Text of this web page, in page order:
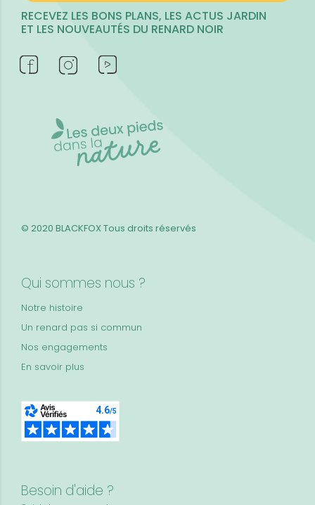
RECEVEZ LES BONS PLANS, LES ACTUS JARDIN
ET LES NOUVEAUTÉS DU RENARD NOIR
Qui sommes nous ?
Notre histoire
Un renard pas si commun
Nos engagements
En savoir plus
Besoin d'aide ?
© 2020 BLACKFOXTous droits réservés